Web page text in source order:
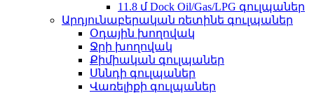
11.8 մ Dock Oil/Gas/LPG գուլպաներ
Արդյունաբերական ռետինե գուլպաներ
Օդային խողովակ
Ջրի խողովակ
Քիմիական գուլպաներ
Սննդի գուլպաներ
Վառելիքի գուլպաներ